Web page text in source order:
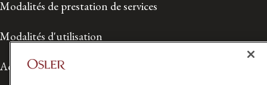
Modalités de prestation de services
Modalités d'utilisation
Accessibilité